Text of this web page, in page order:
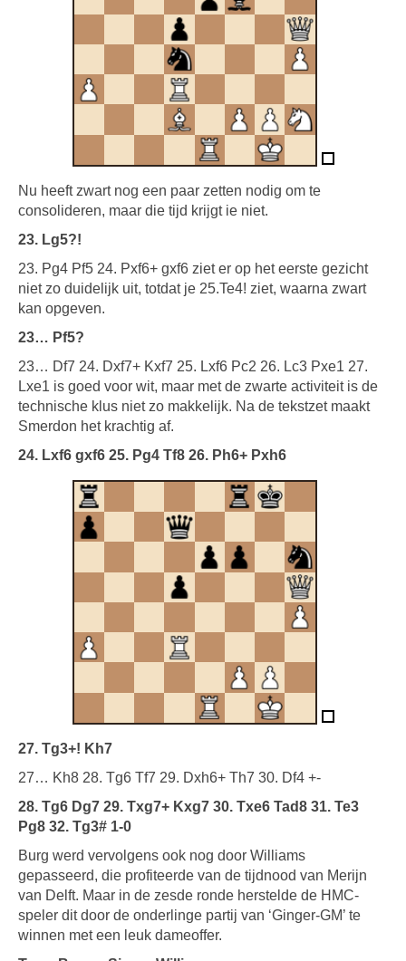
Nu heeft zwart nog een paar zetten nodig om te
consolideren, maar die tijd krijgt ie niet.
23. Lg5?!
23. Pg4 Pf5 24. Pxf6+ gxf6 ziet er op het eerste gezicht
niet zo duidelijk uit, totdat je 25.Te4! ziet, waarna zwart
kan opgeven.
23… Pf5?
23… Df7 24. Dxf7+ Kxf7 25. Lxf6 Pc2 26. Lc3 Pxe1 27.
Lxe1 is goed voor wit, maar met de zwarte activiteit is de
technische klus niet zo makkelijk. Na de tekstzet maakt
Smerdon het krachtig af.
24. Lxf6 gxf6 25. Pg4 Tf8 26. Ph6+ Pxh6
27. Tg3+! Kh7
27… Kh8 28. Tg6 Tf7 29. Dxh6+ Th7 30. Df4 +-
28. Tg6 Dg7 29. Txg7+ Kxg7 30. Txe6 Tad8 31. Te3
Pg8 32. Tg3# 1-0
Burg werd vervolgens ook nog door Williams
gepasseerd, die profiteerde van de tijdnood van Merijn
van Delft. Maar in de zesde ronde herstelde de HMC-
speler dit door de onderlinge partij van ‘Ginger-GM’ te
winnen met een leuk dameoffer.